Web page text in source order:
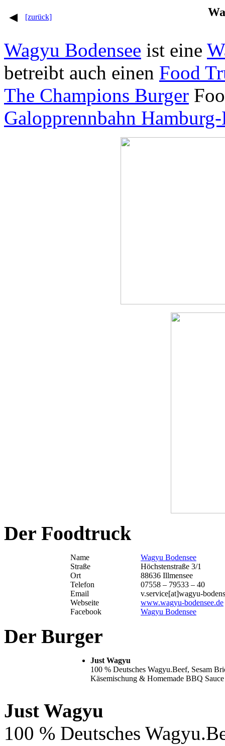
[zurück]
Wagyu Bodensee ist eine
betreibt auch einen Food
The Champions Burger
Galopprennbahn
Der Foodtruck
Name
Wagyu Bodensee
Straße
Höchstenstraße 3/1
Ort
88636 Illmensee
Telefon
07558 – 79533 – 40
Email
v.service[at]wagyu-
Webseite
www.wagyu-bodensee.de
Facebook
Wagyu Bodensee
Der Burger
Just Wagyu
100 % Deutsches Wagyu.Beef, Sesam
Käsemischung & Homemade BBQ
Just Wagyu
100 % Deutsches